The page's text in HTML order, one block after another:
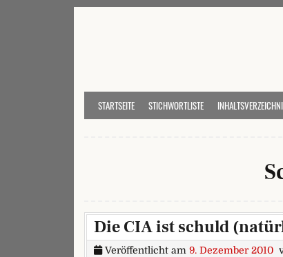
STARTSEITE STICHWORTLISTE
Die CIA ist schuld
Veröffentlicht am 9. Dezember 2010